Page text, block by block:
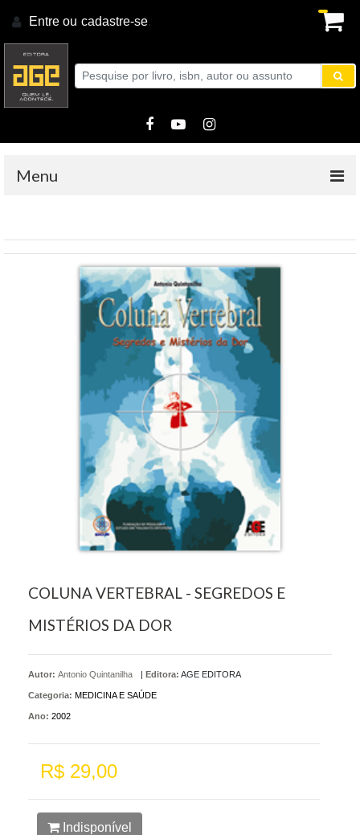
Entre ou cadastre-se.
Menu
COLUNA VERTEBRAL - SEGREDOS E
MISTÉRIOS DA DOR
Autor: Antonio Quintanilha | Editora: AGE EDITORA
Categoria: MEDICINA E SAÚDE
Ano: 2002
R$ 29,00
Indisponível